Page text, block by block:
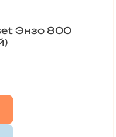
Энзо 800